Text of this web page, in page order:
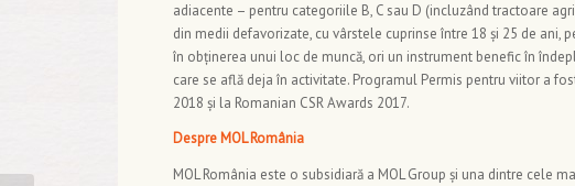
adiacente – pentru categoriile B, C sau D (incluzând tractoare
din medii defavorizate, cu vârstele cuprinse între 18 și 25 de
în obținerea unui loc de muncă, ori un instrument benefic în
care se află deja în activitate. Programul Permis pentru viitor a
2018 și la Romanian CSR Awards 2017.
Despre MOL România
MOL România este o subsidiară a MOL Group și una dintre cele